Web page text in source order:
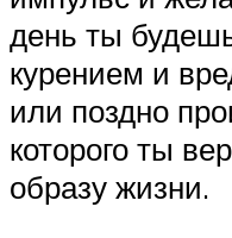
день ты
курением и
или поздно
которого ты
образу жизни.